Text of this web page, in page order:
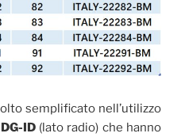
semplificato nell’utilizzo
DG-ID(lato radio) che hanno